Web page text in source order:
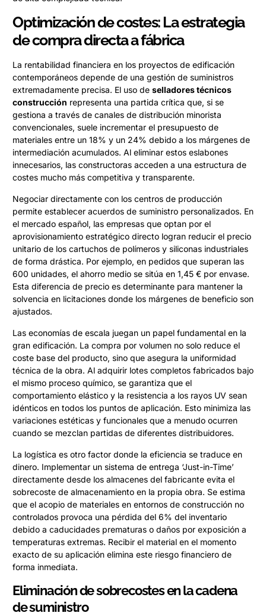
Optimización de costes: La estrategia
de compra directa a fábrica
La rentabilidad financiera en los proyectos de edificación
contemporáneos depende de una gestión de suministros
extremadamente precisa. El uso de selladores técnicos
construcción representa una partida crítica que, si se
gestiona a través de canales de distribución minorista
convencionales, suele incrementar el presupuesto de
materiales entre un 18% y un 24% debido a los márgenes de
intermediación acumulados. Al eliminar estos eslabones
innecesarios, las constructoras acceden a una estructura de
costes mucho más competitiva y transparente.
Negociar directamente con los centros de producción
permite establecer acuerdos de suministro personalizados. En
el mercado español, las empresas que optan por el
aprovisionamiento estratégico directo logran reducir el precio
unitario de los cartuchos de polímeros y siliconas industriales
de forma drástica. Por ejemplo, en pedidos que superan las
600 unidades, el ahorro medio se sitúa en 1,45 € por envase.
Esta diferencia de precio es determinante para mantener la
solvencia en licitaciones donde los márgenes de beneficio son
ajustados.
Las economías de escala juegan un papel fundamental en la
gran edificación. La compra por volumen no solo reduce el
coste base del producto, sino que asegura la uniformidad
técnica de la obra. Al adquirir lotes completos fabricados bajo
el mismo proceso químico, se garantiza que el
comportamiento elástico y la resistencia a los rayos UV sean
idénticos en todos los puntos de aplicación. Esto minimiza las
variaciones estéticas y funcionales que a menudo ocurren
cuando se mezclan partidas de diferentes distribuidores.
La logística es otro factor donde la eficiencia se traduce en
dinero. Implementar un sistema de entrega ‘Just-in-Time’
directamente desde los almacenes del fabricante evita el
sobrecoste de almacenamiento en la propia obra. Se estima
que el acopio de materiales en entornos de construcción no
controlados provoca una pérdida del 6% del inventario
debido a caducidades prematuras o daños por exposición a
temperaturas extremas. Recibir el material en el momento
exacto de su aplicación elimina este riesgo financiero de
forma inmediata.
Eliminación de sobrecostes en la cadena
de suministro